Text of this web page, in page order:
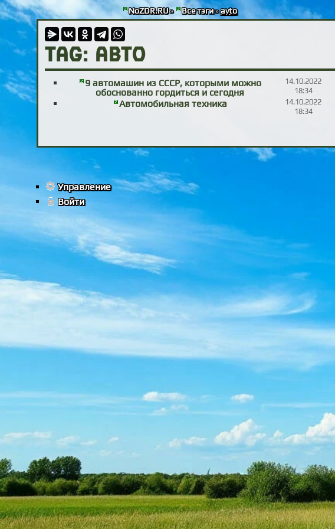
NoZDR.RU» Все тэги»avto
TAG: авто
9 автомашин из СССР, которыми можно
обоснованно гордиться и сегодня
14.10.2022
18:34
Автомобильная техника
14.10.2022
18:34
Управление
Войти